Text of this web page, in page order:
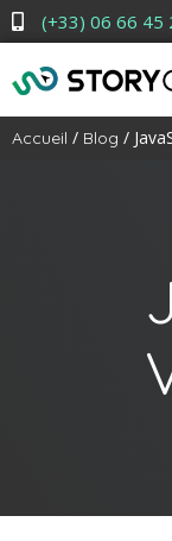
(+33) 06 66 45
Accueil / Blog /